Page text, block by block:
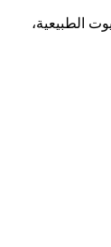
الطبيعية،